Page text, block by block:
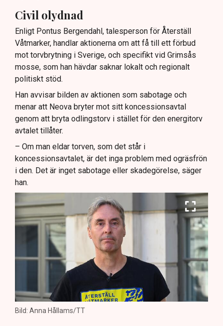
Civil olydnad
Enligt Pontus Bergendahl, talesperson för Återställ
Våtmarker, handlar aktionerna om att få till ett förbud
mot torvbrytning i Sverige, och specifikt vid Grimsås
mosse, som han hävdar saknar lokalt och regionalt
politiskt stöd.
Han avvisar bilden av aktionen som sabotage och
menar att Neova bryter mot sitt koncessionsavtal
genom att bryta odlingstorv i stället för den energitorv
avtalet tillåter.
– Om man eldar torven, som det står i
koncessionsavtalet, är det inga problem med ogräsfrön
i den. Det är inget sabotage eller skadegörelse, säger
han.
Bild: Anna Hållams/TT